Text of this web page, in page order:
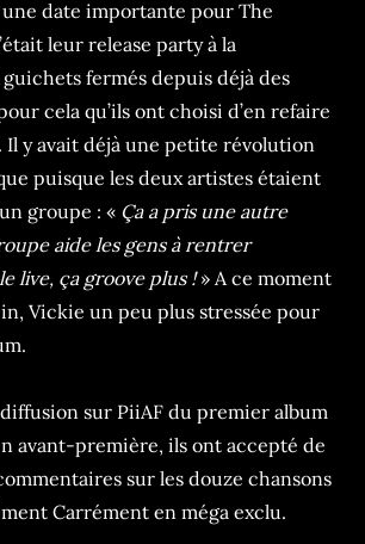
date importante pour The
leur release party à la
fermés depuis déjà des
cela qu’ils ont choisi d’en refaire
Il y avait déjà une petite révolution
puisque les deux artistes étaient
groupe : « Ça a pris une autre
aide les gens à rentrer
live, ça groove plus !» A ce moment
Vickie un peu plus stressée pour
diffusion sur PiiAF du premier album
avant-première, ils ont accepté de
sur les douze chansons
Carrément en méga exclu.